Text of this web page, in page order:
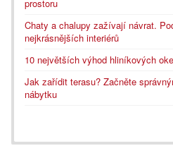
prostoru
Chaty a chalupy zažívají návrat.
nejkrásnějších interiérů
10 největších výhod hliníkových
Jak zařídit terasu? Začněte
nábytku